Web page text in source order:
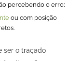
percebendo o erro;
ou com posição
ser o traçado